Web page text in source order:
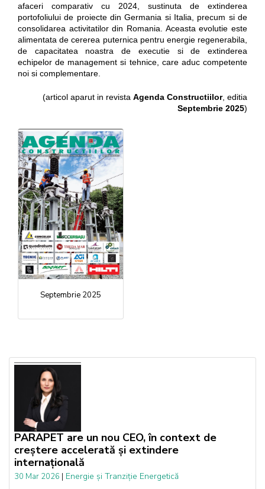
afaceri comparativ cu 2024, sustinuta de extinderea
portofoliului de proiecte din Germania si Italia, precum si de
consolidarea activitatilor din Romania. Aceasta evolutie este
alimentata de cererea puternica pentru energie regenerabila,
de capacitatea noastra de executie si de extinderea
echipelor de management si tehnice, care aduc competente
noi si complementare.
(articol aparut in revista Agenda Constructiilor, editia
Septembrie 2025)
Septembrie 2025
PARAPET are un nou CEO, în context de
creștere accelerată și extindere
internațională
30 Mar 2026 | Energie și Tranziție Energetică